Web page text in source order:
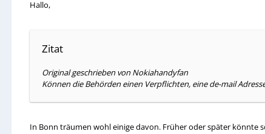
Hallo,
Zitat
Original geschrieben von Nokiahandyfan
Können die Behörden einen Verpflichten, eine de-mail
In Bonn träumen wohl einige davon. Früher oder später könnte